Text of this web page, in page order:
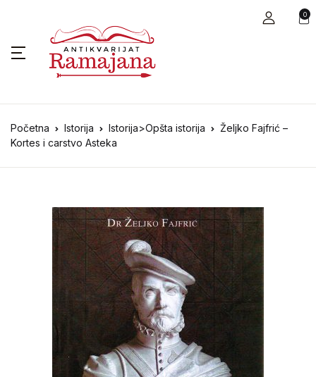
0
Početna Istorija Istorija>Opšta istorija
Željko Fajfrić –
Kortes i carstvo Asteka